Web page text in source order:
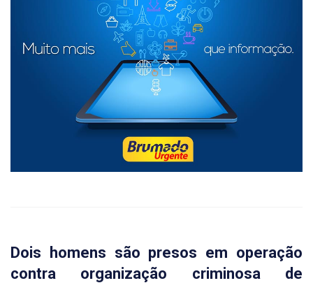
Dois homens são presos em operação
contra organização criminosa de